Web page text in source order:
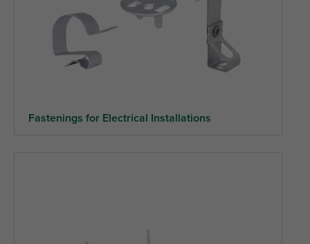
Fastenings for Electrical Installations